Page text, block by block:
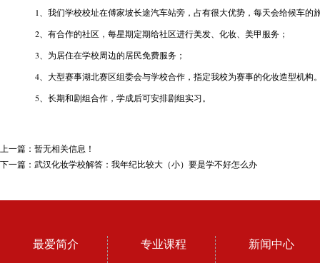
1、我们学校校址在傅家坡长途汽车站旁，占有很大优势，每天会给候车的
2、有合作的社区，每星期定期给社区进行美发、化妆、美甲服务；
3、为居住在学校周边的居民免费服务；
4、大型赛事湖北赛区组委会与学校合作，指定我校为赛事的化妆造型机构
5、长期和剧组合作，学成后可安排剧组实习。
上一篇： 暂无相关信息！
下一篇： 武汉化妆学校解答：我年纪比较大（小）要是学不好怎么办
最爱简介 专业课程 新闻中心